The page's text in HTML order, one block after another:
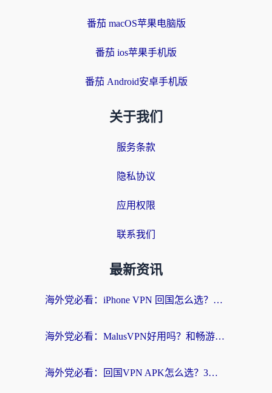
番茄 macOS苹果电脑版
番茄 ios苹果手机版
番茄 Android安卓手机版
关于我们
服务条款
隐私协议
应用权限
联系我们
最新资讯
海外党必看：iPhone VPN 回国怎么选？一篇搞定无缝访问国内资源
海外党必看：MalusVPN好用吗？和畅游VPN对比哪个回国效果更好？附穿梭飞鱼神龟真实体验
海外党必看：回国VPN APK怎么选？3步教你无缝刷国内剧玩国服